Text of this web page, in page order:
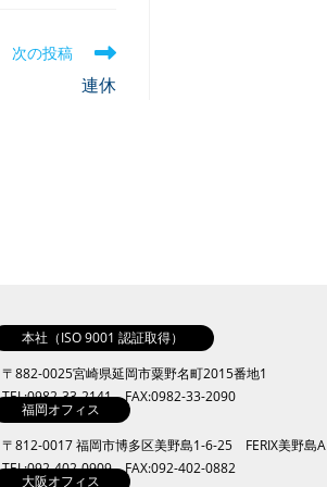
次の投稿
連休
本社（ISO 9001 認証取得）
〒882-0025宮崎県延岡市粟野名町2015番地1
TEL:0982-33-2141 FAX:0982-33-2090
福岡オフィス
〒812-0017 福岡市博多区美野島1-6-25 FERIX美野島A
TEL:092-402-0909 FAX:092-402-0882
大阪オフィス